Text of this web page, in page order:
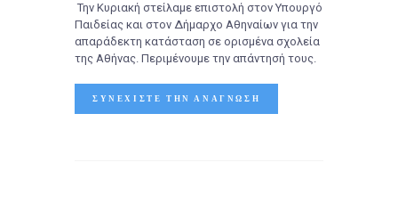
Την Κυριακή στείλαμε επιστολή στον Υπουργό
Παιδείας και στον Δήμαρχο Αθηναίων για την
απαράδεκτη κατάσταση σε ορισμένα σχολεία
της Αθήνας. Περιμένουμε την απάντησή τους.
ΣΥΝΕΧΊΣΤΕ ΤΗΝ ΑΝΆΓΝΩΣΗ